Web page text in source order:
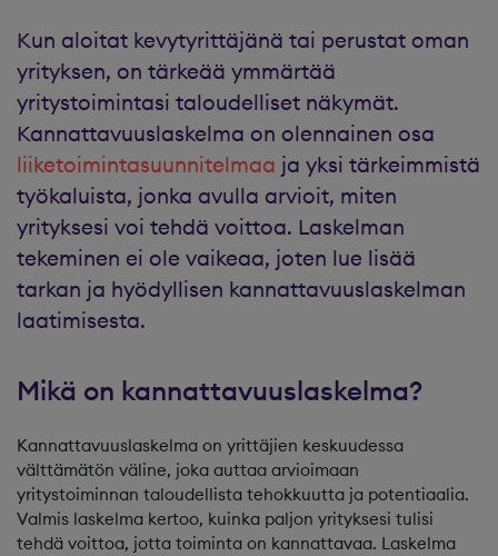
Kun aloitat kevytyrittäjänä tai perustat oman
yrityksen, on tärkeää ymmärtää
yritystoimintasi taloudelliset näkymät.
Kannattavuuslaskelma on olennainen osa
liiketoimintasuunnitelmaa ja yksi tärkeimmistä
työkaluista, jonka avulla arvioit, miten
yrityksesi voi tehdä voittoa. Laskelman
tekeminen ei ole vaikeaa, joten lue lisää
tarkan ja hyödyllisen kannattavuuslaskelman
laatimisesta.
Mikä on kannattavuuslaskelma?
Kannattavuuslaskelma on yrittäjien keskuudessa
välttämätön väline, joka auttaa arvioimaan
yritystoiminnan taloudellista tehokkuutta ja potentiaalia.
Valmis laskelma kertoo, kuinka paljon yrityksesi tulisi
tehdä voittoa, jotta toiminta on kannattavaa. Laskelma